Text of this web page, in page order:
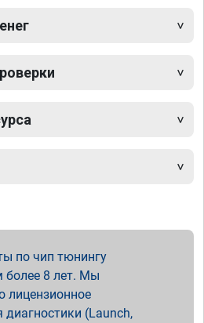
по чип тюнингу
8 лет. Мы
лицензионное
(Launch,